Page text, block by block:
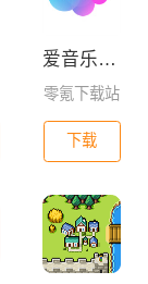
爱音乐app下载免费版
零氪下载站
下载